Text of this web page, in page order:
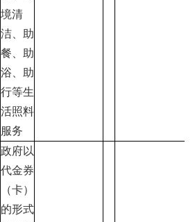
境清
洁、助
餐、助
浴、助
行等生
活照料
服务
政府以
代金券
（卡）
的形式